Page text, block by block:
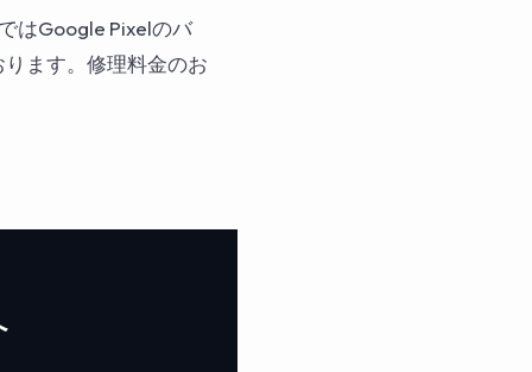
はGoogle Pixelのバ
ます。修理料金のお